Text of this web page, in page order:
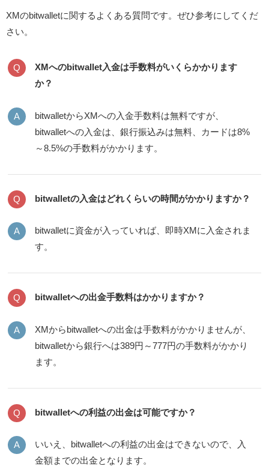
XMのbitwalletに関するよくある質問です。ぜひ参考にしてくだ
さい。
XMへのbitwallet入金は手数料がいくらかかります
か？
bitwalletからXMへの入金手数料は無料ですが、
bitwalletへの入金は、銀行振込みは無料、カードは8%
～8.5%の手数料がかかります。
bitwalletの入金はどれくらいの時間がかかりますか？
bitwalletに資金が入っていれば、即時XMに入金されま
す。
bitwalletへの出金手数料はかかりますか？
XMからbitwalletへの出金は手数料がかかりませんが、
bitwalletから銀行へは389円～777円の手数料がかかり
ます。
bitwalletへの利益の出金は可能ですか？
いいえ、bitwalletへの利益の出金はできないので、入
金額までの出金となります。